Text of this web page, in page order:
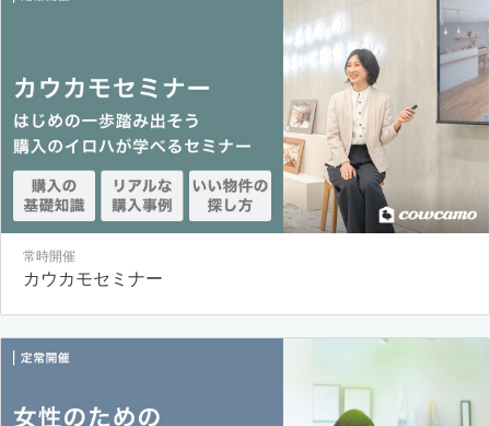
常時開催
カウカモセミナー